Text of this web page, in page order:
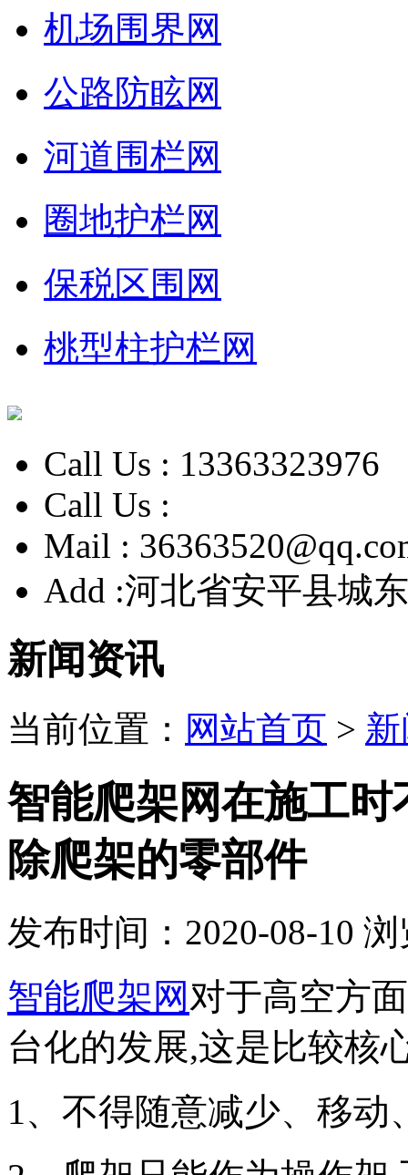
机场围界网
公路防眩网
河道围栏网
圈地护栏网
保税区围网
桃型柱护栏网
Call Us : 13363323976
Call Us :
Mail :
Add :河北省安平县城
新闻资讯
当前位置： 网站首页 >
智能爬架网在施工
除爬架的零部件
发布时间：2020-08-10 浏
智能爬架网对于高空方
台化的发展,这是比较核
1、不得随意减少、移